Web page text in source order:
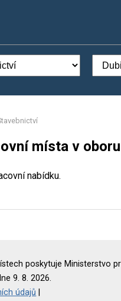
místa v
nabídku.
poskytuje Ministerstvo
9. 8. 2026.
údajů